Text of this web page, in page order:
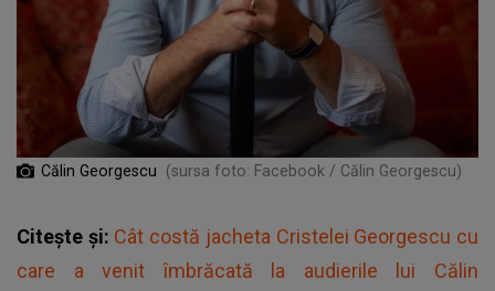
Călin Georgescu (sursa foto: Facebook / Călin Georgescu)
Citește și: Cât costă jacheta Cristelei Georgescu cu
care a venit îmbrăcată la audierile lui Călin